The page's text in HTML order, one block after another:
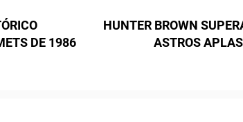
DE 1986
HUNTER BROWN
ASTROS